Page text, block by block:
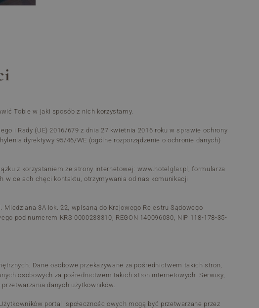
Tobie w jaki sposób z nich korzystamy.
i Rady (UE) 2016/679 z dnia 27 kwietnia 2016 roku w sprawie ochrony
dyrektywy 95/46/WE (ogólne rozporządzenie o ochronie danych)
z korzystaniem ze strony internetowej: www.hotelglar.pl, formularza
w celach chęci kontaktu, otrzymywania od nas komunikacji
3A lok. 22, wpisaną do Krajowego Rejestru Sądowego
pod numerem KRS 0000233310, REGON 140096030, NIP 118-178-35-
Dane osobowe przekazywane za pośrednictwem takich stron,
osobowych za pośrednictwem takich stron internetowych. Serwisy,
danych użytkowników.
portali społecznościowych mogą być przetwarzane przez